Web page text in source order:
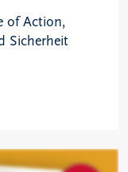
of Action,
Sicherheit